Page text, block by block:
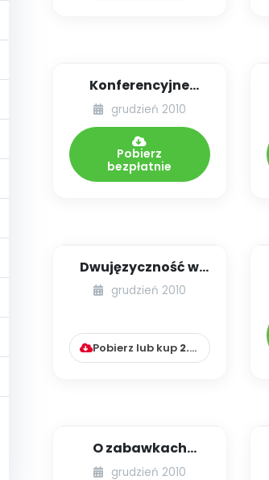
Konferencyjne
rozmyślania
grudzień 2010
Pobierz
bezpłatnie
Dwujęzyczność w
przedszkolu
grudzień 2010
Pobierz lub kup 2.99 zł
O zabawkach
kształtujących
grudzień 2010